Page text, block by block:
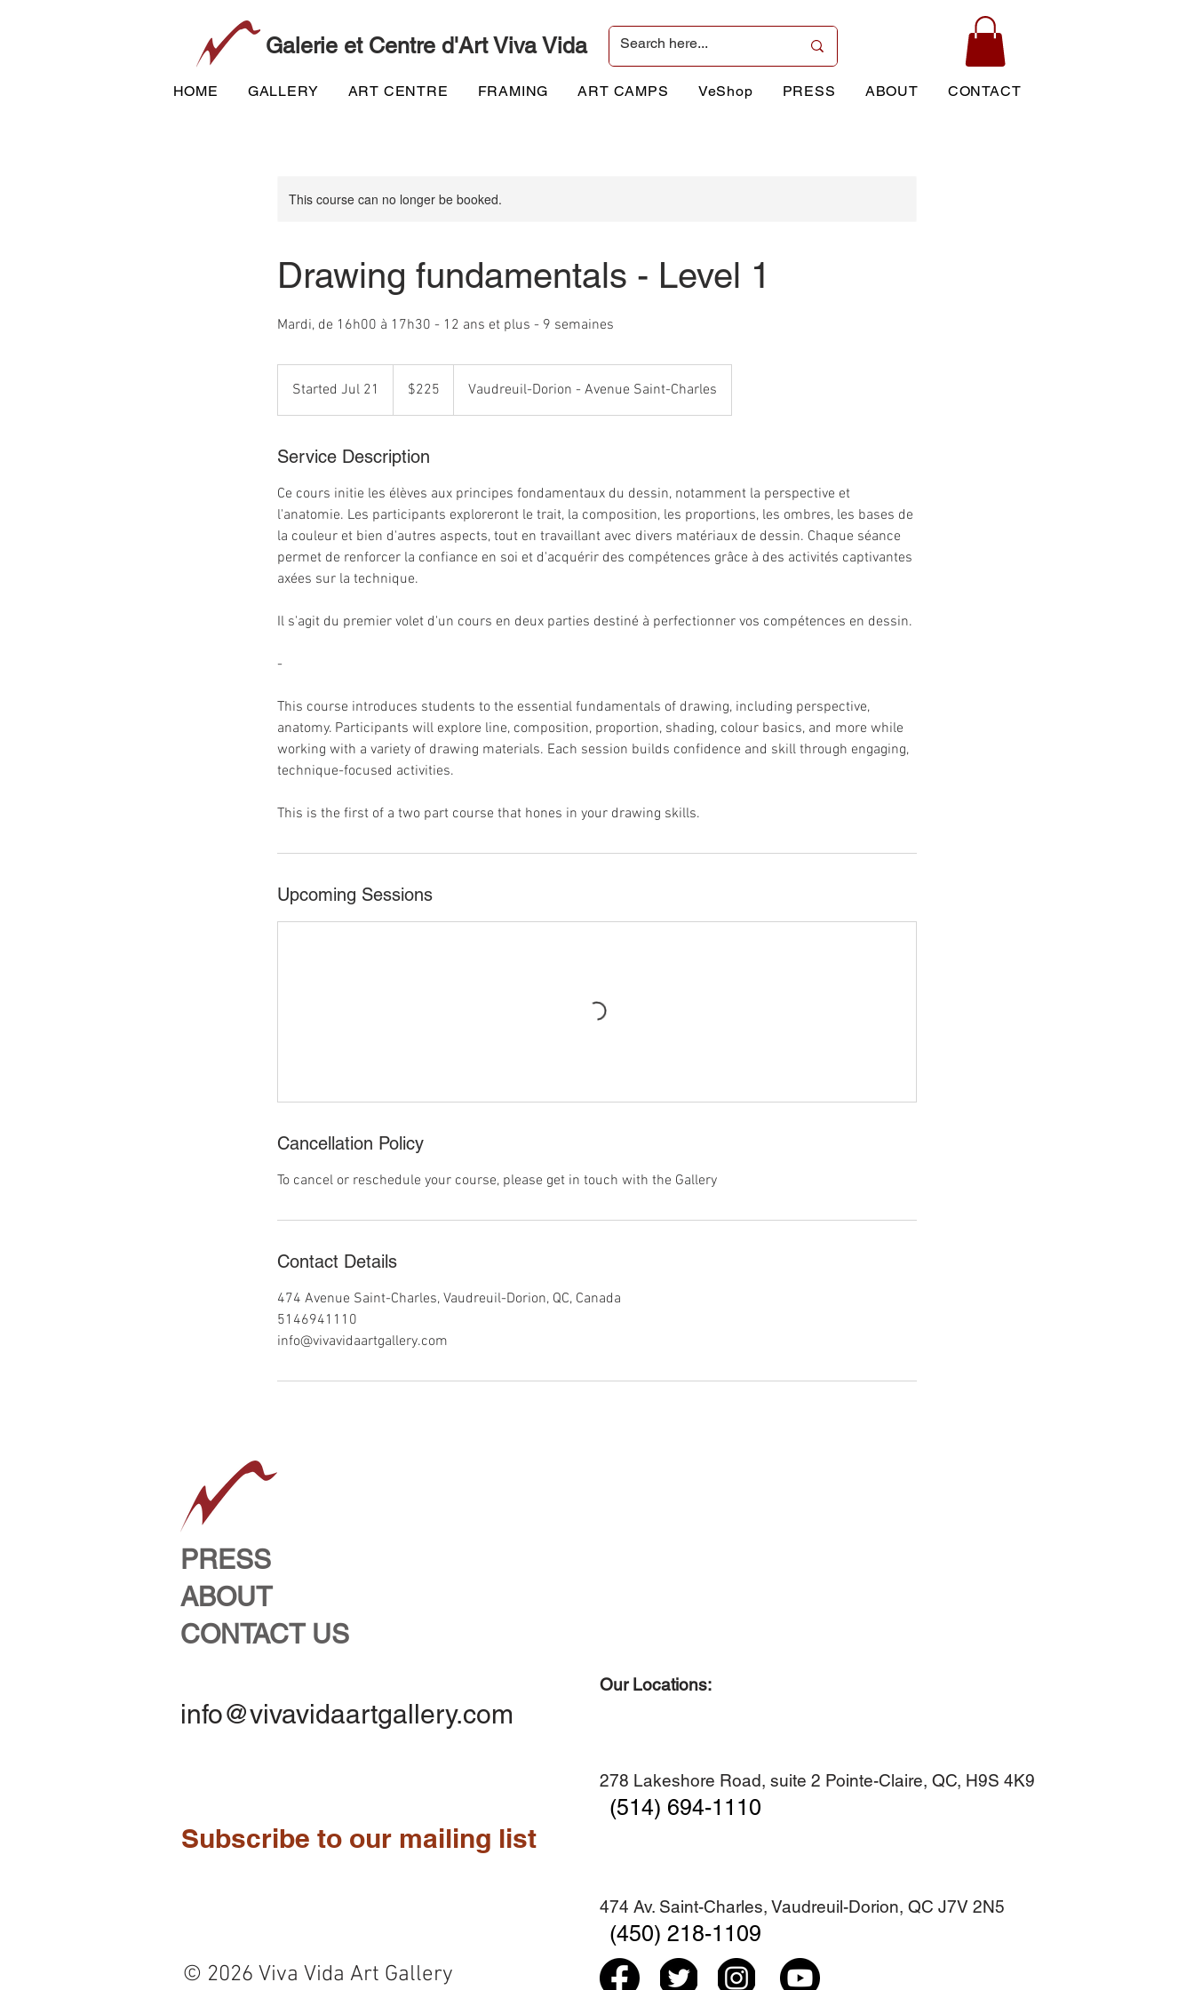
Galerie et Centre d'Art Viva Vida
HOME GALLERY ART CENTRE FRAMING ART CAMPS VeShop PRESS ABOUT CONTACT
This course can no longer be booked.
Drawing fundamentals - Level 1
Mardi, de 16h00 à 17h30 - 12 ans et plus - 9 semaines
Started Jul 21
t
r
e
d
J
u
l
1
dollars$225 Vaudreuil-Dorion - Avenue Saint-Charles
Service Description
Ce cours initie les élèves aux principes fondamentaux du dessin, notamment la perspective et
l'anatomie. Les participants exploreront le trait, la composition, les proportions, les ombres, les bases de
la couleur et bien d'autres aspects, tout en travaillant avec divers matériaux de dessin. Chaque séance
permet de renforcer la confiance en soi et d'acquérir des compétences grâce à des activités captivantes
axées sur la technique.
Il s'agit du premier volet d'un cours en deux parties destiné à perfectionner vos compétences en dessin.
-
This course introduces students to the essential fundamentals of drawing, including perspective,
anatomy. Participants will explore line, composition, proportion, shading, colour basics, and more while
working with a variety of drawing materials. Each session builds confidence and skill through engaging,
technique-focused activities.
This is the first of a two part course that hones in your drawing skills.
Upcoming Sessions
Cancellation Policy
To cancel or reschedule your course, please get in touch with the Gallery
Contact Details
474 Avenue Saint-Charles, Vaudreuil-Dorion, QC, Canada
5146941110
info@vivavidaartgallery.com
PRESS
ABOUT
CONTACT US
info@vivavidaartgallery.com
Our Locations:
278 Lakeshore Road, suite 2 Pointe-Claire, QC, H9S 4K9
Subscribe to our mailing list
(514) 694-1110
474 Av. Saint-Charles, Vaudreuil-Dorion, QC J7V 2N5
(450) 218-1109
© 2026 Viva Vida Art Gallery